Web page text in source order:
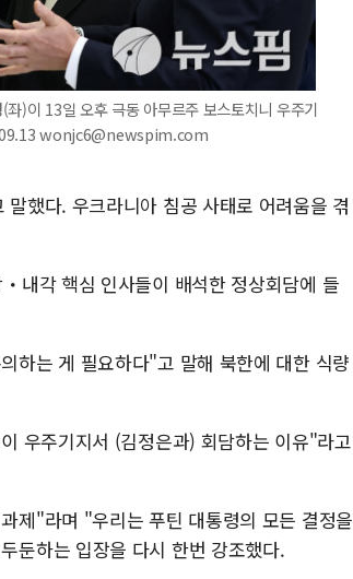
)이 13일 오후 극동 아무르주 보스토치니 우주기
wonjc6@newspim.com
했다. 우크라니아 침공 사태로 어려움을 겪
내각 핵심 인사들이 배석한 정상회담에 들
하는 게 필요하다"고 말해 북한에 대한 식량
우주기지서 (김정은과) 회담하는 이유"라고
제"라며 "우리는 푸틴 대통령의 모든 결정을
둔하는 입장을 다시 한번 강조했다.